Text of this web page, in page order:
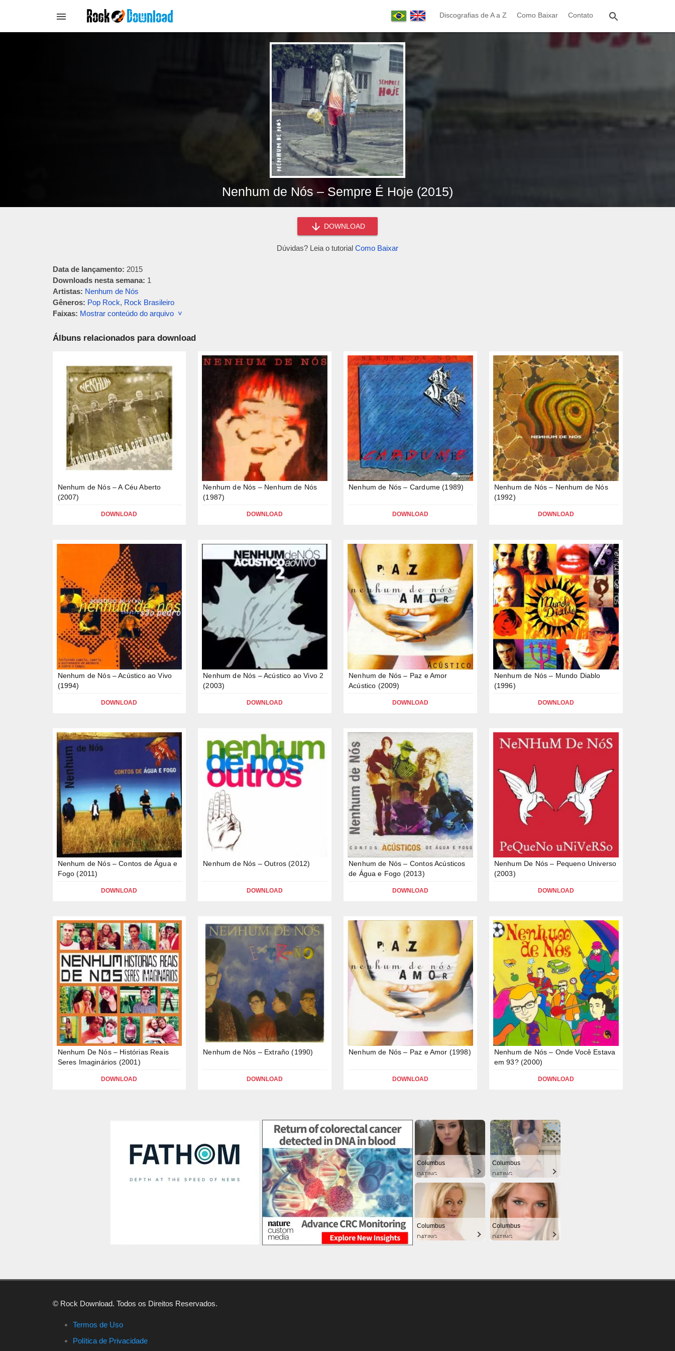
Discografias de A a Z Como Baixar Contato
Nenhum de Nós – Sempre É Hoje (2015)
DOWNLOAD
Dúvidas? Leia o tutorial Como Baixar
Data de lançamento: 2015
Downloads nesta semana: 1
Artistas: Nenhum de Nós
Gêneros: Pop Rock, Rock Brasileiro
Faixas: Mostrar conteúdo do arquivo ˅
Álbuns relacionados para download
Nenhum de Nós – A Céu Aberto
(2007)
DOWNLOAD
Nenhum de Nós – Nenhum de Nós
(1987)
DOWNLOAD
Nenhum de Nós – Cardume (1989)
DOWNLOAD
Nenhum de Nós – Nenhum de Nós
(1992)
DOWNLOAD
Nenhum de Nós – Acústico ao Vivo
(1994)
DOWNLOAD
Nenhum de Nós – Acústico ao Vivo 2
(2003)
DOWNLOAD
Nenhum de Nós – Paz e Amor
Acústico (2009)
DOWNLOAD
Nenhum de Nós – Mundo Diablo
(1996)
DOWNLOAD
Nenhum de Nós – Contos de Água e
Fogo (2011)
DOWNLOAD
Nenhum de Nós – Outros (2012)
DOWNLOAD
Nenhum de Nós – Contos Acústicos
de Água e Fogo (2013)
DOWNLOAD
Nenhum De Nós – Pequeno Universo
(2003)
DOWNLOAD
Nenhum De Nós – Histórias Reais
Seres Imaginários (2001)
DOWNLOAD
Nenhum de Nós – Extraño (1990)
DOWNLOAD
Nenhum de Nós – Paz e Amor (1998)
DOWNLOAD
Nenhum de Nós – Onde Você Estava
em 93? (2000)
DOWNLOAD
Columbus
DATING
Columbus
DATING
Columbus
DATING
Columbus
DATING
© Rock Download. Todos os Direitos Reservados.
Termos de Uso
Política de Privacidade